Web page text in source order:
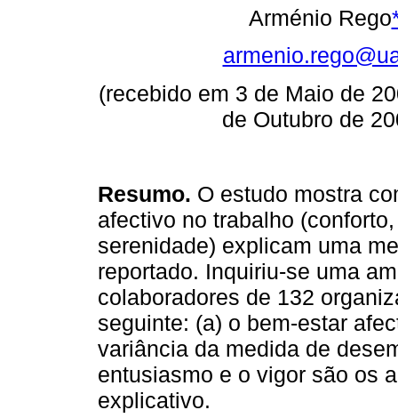
Arménio Rego
(recebido em 3 de Maio de
de Outubro de
Resumo. O estudo mostra
afectivo no trabalho
serenidade) explicam uma
reportado. Inquiriu-se uma
colaboradores de 132
seguinte: (a) o bem-estar
variância da medida de
entusiasmo e o vigor são os
explicativo.